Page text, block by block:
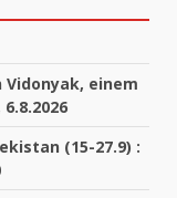
Vidonyak, einem
(15-27.9) :